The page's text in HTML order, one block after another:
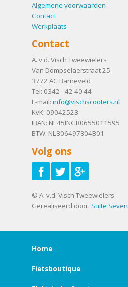
Algemene voorwaarden
Contact
Werkplaats
Contact
A. v.d. Visch Tweewielers
Van Dompselaerstraat 25
3772 AC Barneveld
Tel: 0342 - 42 40 44
E-mail: info@vischscooters.nl
KvK: 09042523
IBAN: NL45INGB0655011595
BTW: NL806497804B01
Volg ons
© A. v.d. Visch Tweewielers
Gerealiseerd door: Suite Seven
Home
Fietsboutique